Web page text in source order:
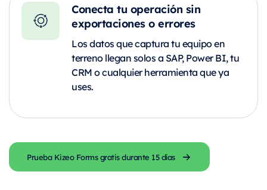
Conecta tu operación sin
exportaciones o errores
Los datos que captura tu equipo en
terreno llegan solos a SAP, Power BI, tu
CRM o cualquier herramienta que ya
uses.
Prueba Kizeo Forms gratis durante 15 días